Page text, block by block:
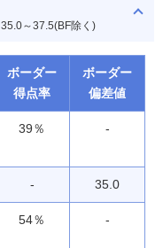
35.0～37.5(BF除く)
ボーダー
得点率
ボーダー
偏差値
39％ -
- 35.0
54％ -